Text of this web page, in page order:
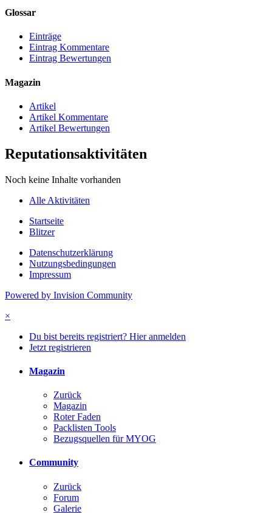
Glossar
Einträge
Eintrag Kommentare
Eintrag Bewertungen
Magazin
Artikel
Artikel Kommentare
Artikel Bewertungen
Reputationsaktivitäten
Noch keine Inhalte vorhanden
Alle Aktivitäten
Startseite
Blitzer
Datenschutzerklärung
Nutzungsbedingungen
Impressum
Powered by Invision Community
×
Du bist bereits registriert? Hier anmelden
Jetzt registrieren
Magazin
Zurück
Magazin
Roter Faden
Packlisten Tools
Bezugsquellen für MYOG
Community
Zurück
Forum
Galerie